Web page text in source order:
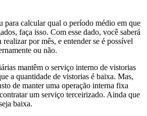
para calcular qual o período médio em que
faça isso. Com esse dado, você saberá
realizar por mês, e entender se é possível
ou não.
mantêm o serviço interno de vistorias
a quantidade de vistorias é baixa. Mas,
de manter uma operação interna fixa
um serviço terceirizado. Ainda que
baixa.